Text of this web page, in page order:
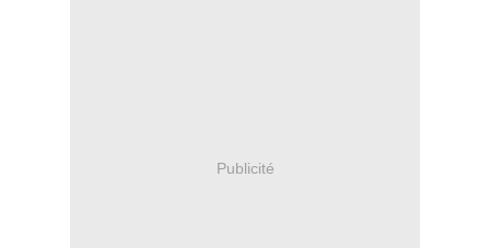
Publicité